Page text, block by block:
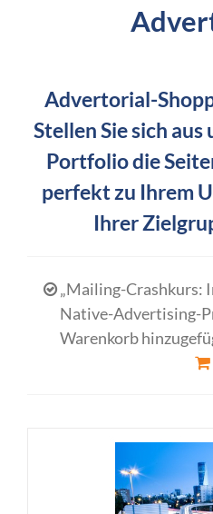
Advertorial-
Stellen Sie sich
Portfolio die
perfekt zu Ihrem
Ihrer
„Mailing-Crashkurs:
Native-Advertising-
Warenkorb